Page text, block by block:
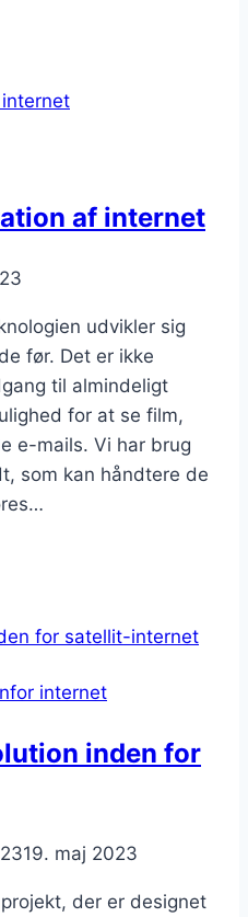
af internet
udvikler sig
før. Det er ikke
til almindeligt
for at se film,
e-mails. Vi har brug
som kan håndtere de
internet
inden for
19. maj 2023
der er designet